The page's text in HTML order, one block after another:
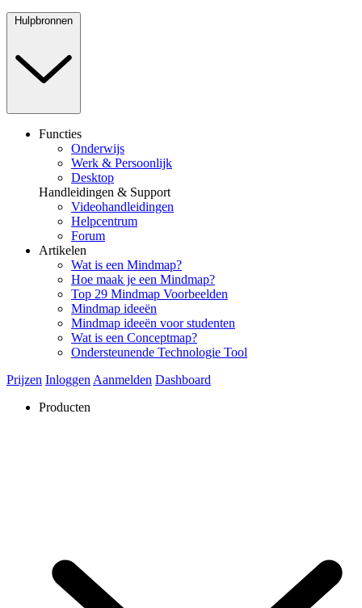
Hulpbronnen
Functies
Onderwijs
Werk & Persoonlijk
Desktop
Handleidingen & Support
Videohandleidingen
Helpcentrum
Forum
Artikelen
Wat is een Mindmap?
Hoe maak je een Mindmap?
Top 29 Mindmap Voorbeelden
Mindmap ideeën
Mindmap ideeën voor studenten
Wat is een Conceptmap?
Ondersteunende Technologie Tool
Prijzen Inloggen Aanmelden Dashboard
Producten